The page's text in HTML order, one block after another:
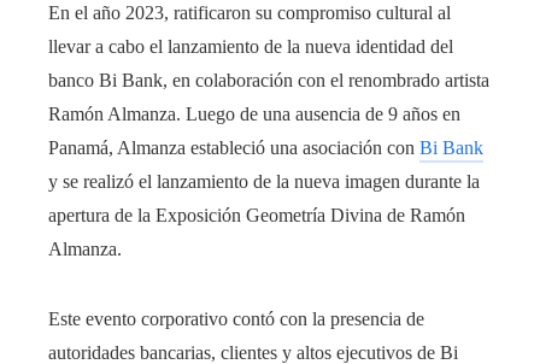
En el año 2023, ratificaron su compromiso cultural al
llevar a cabo el lanzamiento de la nueva identidad del
banco Bi Bank, en colaboración con el renombrado artista
Ramón Almanza. Luego de una ausencia de 9 años en
Panamá, Almanza estableció una asociación con Bi Bank
y se realizó el lanzamiento de la nueva imagen durante la
apertura de la Exposición Geometría Divina de Ramón
Almanza.
Este evento corporativo contó con la presencia de
autoridades bancarias, clientes y altos ejecutivos de Bi